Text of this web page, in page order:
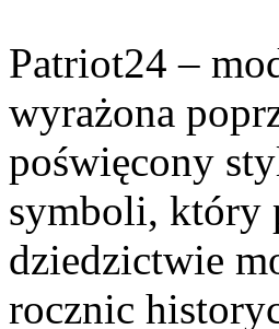
Patriot24 –
wyrażona
poświęcony
symboli, który
dziedzictwie
rocznic